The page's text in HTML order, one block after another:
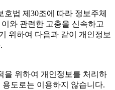
법 제30조에 따라 정보주체
와 관련한 고충을 신속하고
위하여 다음과 같이 개인정보
을 위하여 개인정보를 처리하
도로는 이용하지 않습니다.